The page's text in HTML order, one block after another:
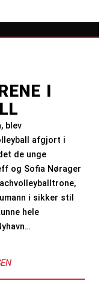
I
blev
afgjort i
de unge
og Sofia Nørager
i sikker stil
hele